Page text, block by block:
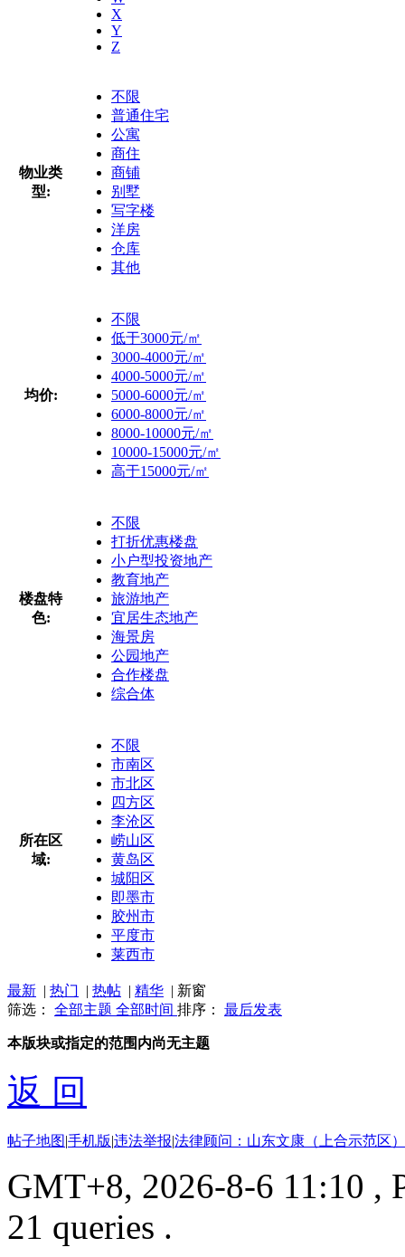
X
Y
Z
物业类
型:
不限
普通住宅
公寓
商住
商铺
别墅
写字楼
洋房
仓库
其他
均价:
不限
低于3000元/㎡
3000-4000元/㎡
4000-5000元/㎡
5000-6000元/㎡
6000-8000元/㎡
8000-10000元/㎡
10000-15000元/㎡
高于15000元/㎡
楼盘特
色:
不限
打折优惠楼盘
小户型投资地产
教育地产
旅游地产
宜居生态地产
海景房
公园地产
合作楼盘
综合体
所在区
域:
不限
市南区
市北区
四方区
李沧区
崂山区
黄岛区
城阳区
即墨市
胶州市
平度市
莱西市
最新 | 热门 | 热帖 | 精华 | 新窗
筛选： 全部主题 全部时间 排序： 最后发表
本版块或指定的范围内尚无主题
返 回
帖子地图|手机版|违法举报|法律顾问：山东文康（上合示范区
GMT+8, 2026-8-6 11:10 ,
21 queries .